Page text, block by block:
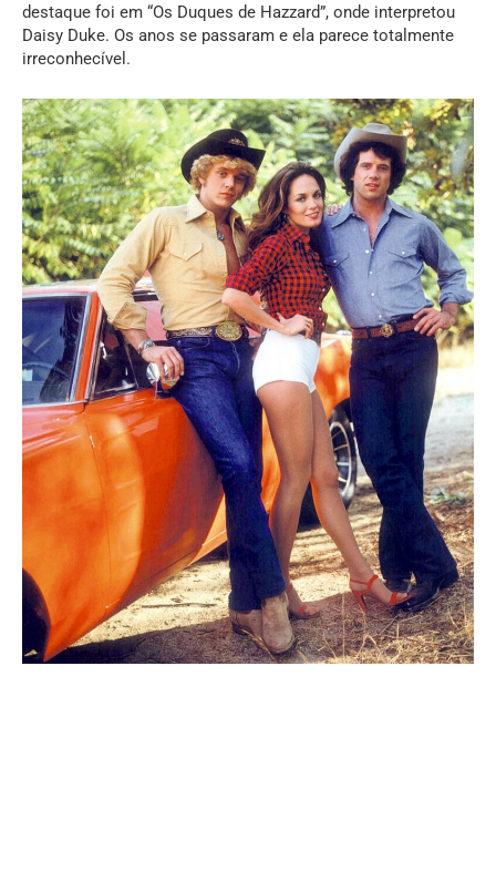
destaque foi em “Os Duques de Hazzard”, onde interpretou
Daisy Duke. Os anos se passaram e ela parece totalmente
irreconhecível.